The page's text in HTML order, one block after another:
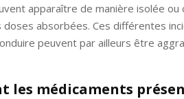
apparaître de manière isolée
absorbées. Ces différentes
peuvent par ailleurs être
les médicaments